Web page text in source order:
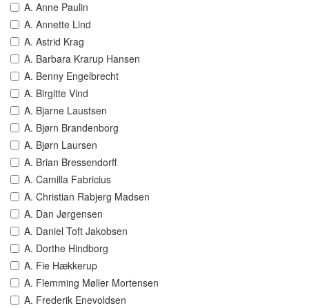
A. Anne Paulin
A. Annette Lind
A. Astrid Krag
A. Barbara Krarup Hansen
A. Benny Engelbrecht
A. Birgitte Vind
A. Bjarne Laustsen
A. Bjørn Brandenborg
A. Bjørn Laursen
A. Brian Bressendorff
A. Camilla Fabricius
A. Christian Rabjerg Madsen
A. Dan Jørgensen
A. Daniel Toft Jakobsen
A. Dorthe Hindborg
A. Fie Hækkerup
A. Flemming Møller Mortensen
A. Frederik Enevoldsen